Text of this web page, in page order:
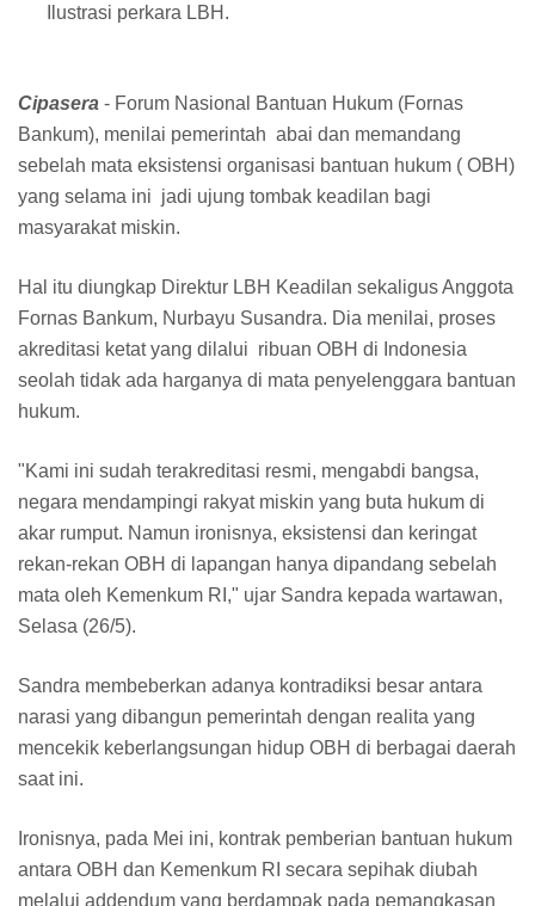
Ilustrasi perkara LBH.
Cipasera - Forum Nasional Bantuan Hukum (Fornas
Bankum), menilai pemerintah abai dan memandang
sebelah mata eksistensi organisasi bantuan hukum ( OBH)
yang selama ini jadi ujung tombak keadilan bagi
masyarakat miskin.
​Hal itu diungkap Direktur LBH Keadilan sekaligus Anggota
Fornas Bankum, Nurbayu Susandra. Dia menilai, proses
akreditasi ketat yang dilalui ribuan OBH di Indonesia
seolah tidak ada harganya di mata penyelenggara bantuan
hukum.
​"Kami ini sudah terakreditasi resmi, mengabdi bangsa,
negara mendampingi rakyat miskin yang buta hukum di
akar rumput. Namun ironisnya, eksistensi dan keringat
rekan-rekan OBH di lapangan hanya dipandang sebelah
mata oleh Kemenkum RI," ujar Sandra kepada wartawan,
Selasa (26/5).
​Sandra membeberkan adanya kontradiksi besar antara
narasi yang dibangun pemerintah dengan realita yang
mencekik keberlangsungan hidup OBH di berbagai daerah
saat ini.
Ironisnya, pada Mei ini, kontrak pemberian bantuan hukum
antara OBH dan Kemenkum RI secara sepihak diubah
melalui addendum yang berdampak pada pemangkasan